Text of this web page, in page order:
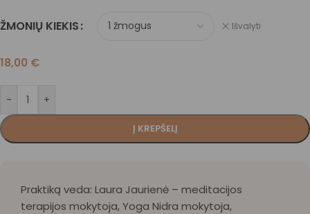
ŽMONIŲ KIEKIS Išvalyti
18,00 €
- +
Į KREPŠELĮ
Praktiką veda: Laura Jaurienė – meditacijos
terapijos mokytoja, Yoga Nidra mokytoja,